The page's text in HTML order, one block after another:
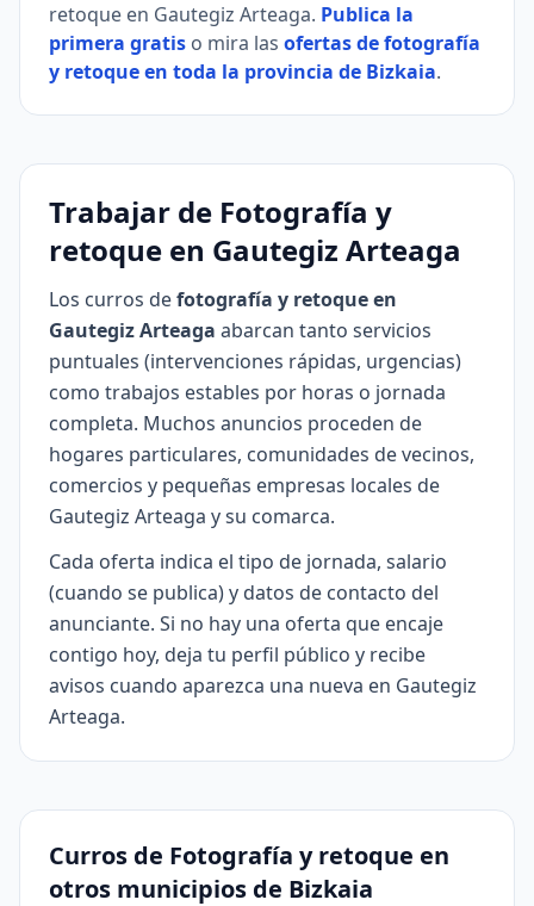
retoque en Gautegiz Arteaga. Publica la
primera gratis o mira las ofertas de fotografía
y retoque en toda la provincia de Bizkaia.
Trabajar de Fotografía y
retoque en Gautegiz Arteaga
Los curros defotografía y retoque en
Gautegiz Arteaga abarcan tanto servicios
puntuales (intervenciones rápidas, urgencias)
como trabajos estables por horas o jornada
completa. Muchos anuncios proceden de
hogares particulares, comunidades de vecinos,
comercios y pequeñas empresas locales de
Gautegiz Arteaga y su comarca.
Cada oferta indica el tipo de jornada, salario
(cuando se publica) y datos de contacto del
anunciante. Si no hay una oferta que encaje
contigo hoy, deja tu perfil público y recibe
avisos cuando aparezca una nueva en Gautegiz
Arteaga.
Curros de Fotografía y retoque en
otros municipios de Bizkaia